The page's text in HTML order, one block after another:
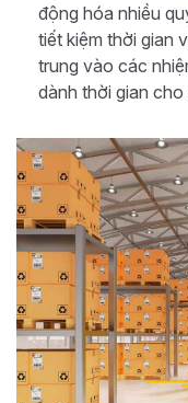
động hóa nhiều
tiết kiệm thời gian
trung vào các
dành thời gian